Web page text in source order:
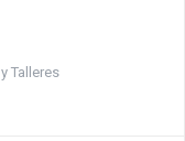
m Talleres